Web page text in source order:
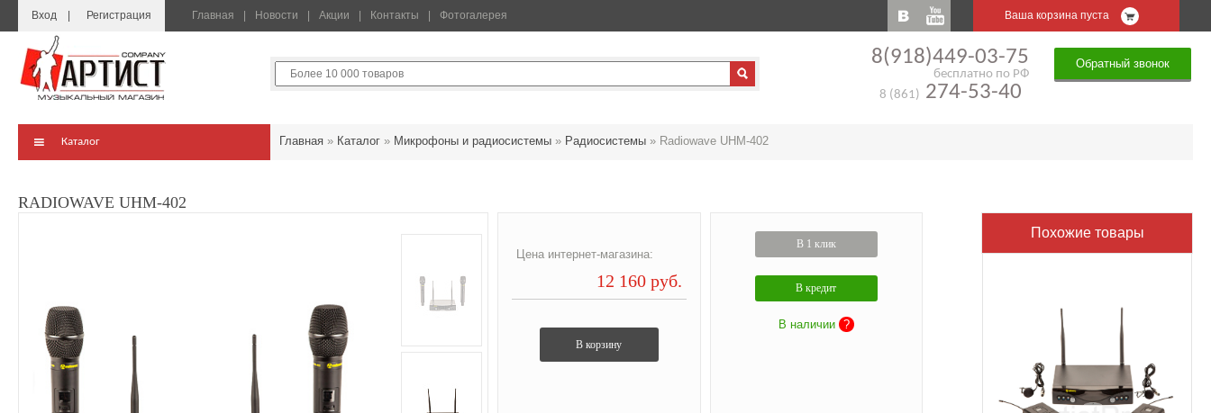
Вход Регистрация Главная Новости Акции Контакты Фотогалерея Ваша корзина пуста
8(918)449-03-75
бесплатно по РФ
8 (861) 274-53-40
Обратный звонок
Каталог Главная » Каталог » Микрофоны и радиосистемы » Радиосистемы » Radiowave UHM-402
RADIOWAVE UHM-402
Цена интернет-магазина:
12 160 руб.
В корзину
В 1 клик
В кредит
В наличии ?
Похожие товары